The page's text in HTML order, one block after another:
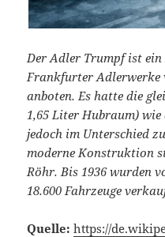
Der Adler Trumpf ist
Frankfurter Adlerwerke
anboten. Es hatte die
1,65 Liter Hubraum)
jedoch im Unterschied
moderne Konstruktion
Röhr. Bis 1936 wurden
18.600 Fahrzeuge
Quelle: https://